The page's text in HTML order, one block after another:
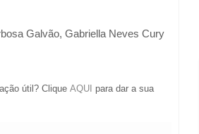
Galvão, Gabriella Neves Cury
útil? Clique AQUI para dar a sua